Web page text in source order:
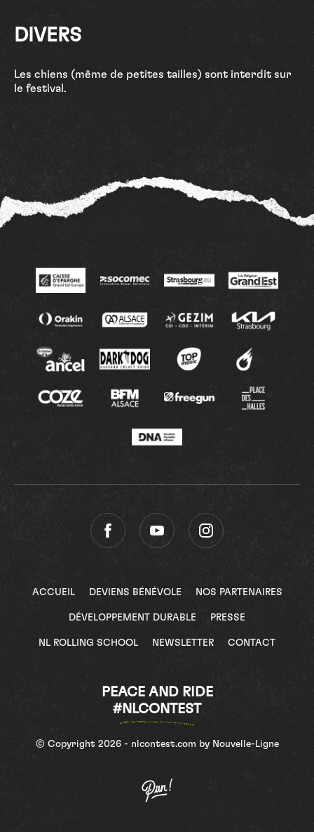
DIVERS
Les chiens (même de petites tailles) sont interdit sur
le festival.
ACCUEIL DEVIENS BÉNÉVOLE NOS PARTENAIRES
DÉVELOPPEMENT DURABLE PRESSE
NL ROLLING SCHOOL NEWSLETTER CONTACT
PEACE AND RIDE
#NLCONTEST
© Copyright 2026 - nlcontest.com by Nouvelle-Ligne